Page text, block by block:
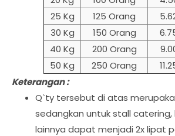
25 Kg
125 Orang
30 Kg
150 Orang
40 Kg
200 Orang
50 Kg
250 Orang
Keterangan :
Q`ty tersebut di atas
sedangkan untuk stall
lainnya dapat menjadi 2x lipat